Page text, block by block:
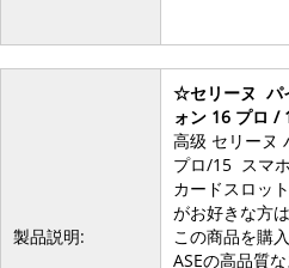
製品説明:
☆セリーヌ パ
ォン 16 プロ /
高级 セリー
プロ/15 スマ
カードスロッ
がお好きな方は
この商品を購
ASEの高品質